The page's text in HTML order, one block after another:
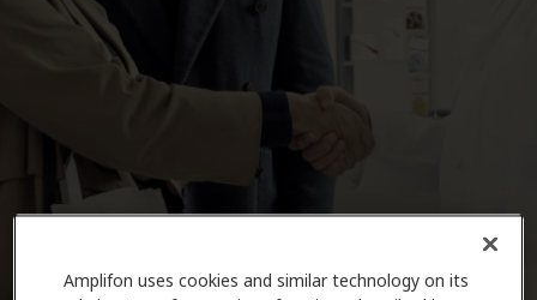
Amplifon uses cookies and similar technology on its